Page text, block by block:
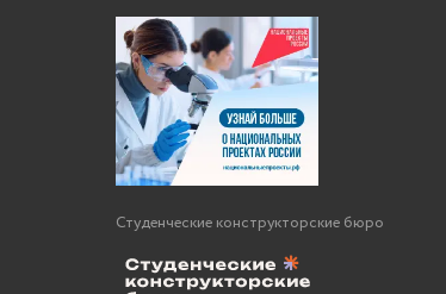
Студенческие конструкторские бюро